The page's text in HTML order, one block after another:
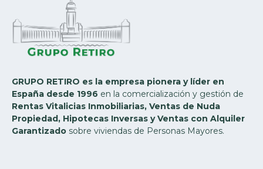
GRUPO RETIRO es la empresa pionera y líder en
España desde 1996 en la comercialización y gestión de
Rentas Vitalicias Inmobiliarias, Ventas de Nuda
Propiedad, Hipotecas Inversas y Ventas con Alquiler
Garantizado sobre viviendas de Personas Mayores.